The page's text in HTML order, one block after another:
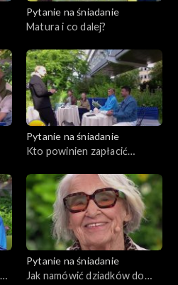
Pytanie na śniadanie
Matura i co dalej?
Pytanie na śniadanie
Kto powinien zapłacić
Pytanie na śniadanie
Jak namówić dziadków do